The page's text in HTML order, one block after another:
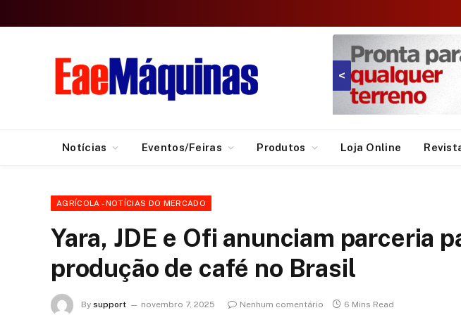
<
Notícias Eventos/Feiras Produtos Loja Online
AGRÍCOLA - NOTÍCIAS DO MERCADO
Yara, JDE e Ofi anunciam parceria
produção de café no Brasil
By support novembro 7, 2025 Nenhum comentário 6 Mins Read